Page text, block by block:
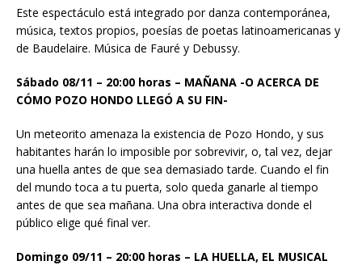
Este espectáculo está integrado por danza contemporánea,
música, textos propios, poesías de poetas latinoamericanas y
de Baudelaire. Música de Fauré y Debussy.
Sábado 08/11 – 20:00 horas – MAÑANA -O ACERCA DE
CÓMO POZO HONDO LLEGÓ A SU FIN-
Un meteorito amenaza la existencia de Pozo Hondo, y sus
habitantes harán lo imposible por sobrevivir, o, tal vez, dejar
una huella antes de que sea demasiado tarde. Cuando el fin
del mundo toca a tu puerta, solo queda ganarle al tiempo
antes de que sea mañana. Una obra interactiva donde el
público elige qué final ver.
Domingo 09/11 – 20:00 horas – LA HUELLA, EL MUSICAL